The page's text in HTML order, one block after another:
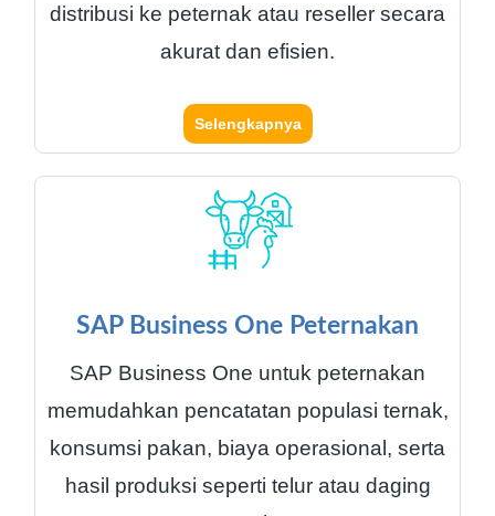
distribusi ke peternak atau reseller secara
akurat dan efisien.
Selengkapnya
SAP Business One Peternakan
SAP Business One untuk peternakan
memudahkan pencatatan populasi ternak,
konsumsi pakan, biaya operasional, serta
hasil produksi seperti telur atau daging